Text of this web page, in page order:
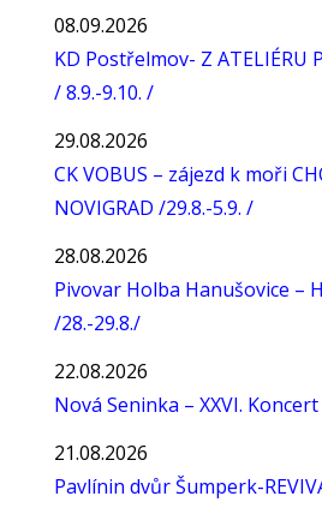
08.09.2026
KD Postřelmov- Z ATELIÉRU
/ 8.9.-9.10. /
29.08.2026
CK VOBUS – zájezd k moři
NOVIGRAD /29.8.-5.9. /
28.08.2026
Pivovar Holba Hanušovice –
/28.-29.8./
22.08.2026
Nová Seninka – XXVI.
21.08.2026
Pavlínin dvůr Šumperk-